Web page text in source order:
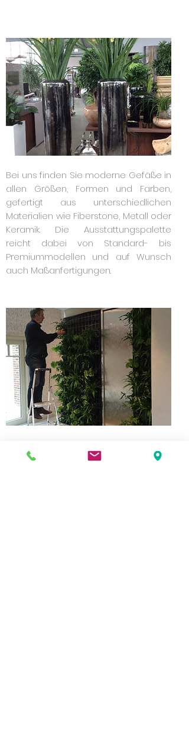
Bei uns finden Sie moderne Gefäße in
allen Größen, Formen und Farben,
gefertigt aus unterschiedlichen
Materialien wie Fiberstone, Metall oder
Keramik. Die Ausstattungspalette
reicht dabei von Standard- bis
Premiummodellen und auf Wunsch
auch Maßanfertigungen.
Ihren Vorgaben und Wünschen